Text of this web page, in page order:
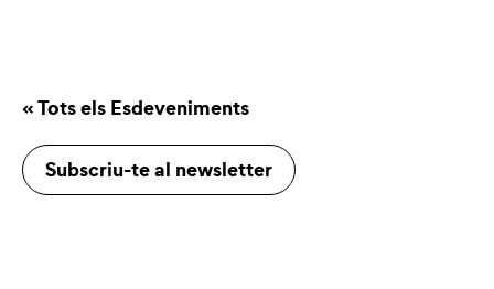
« Tots els Esdeveniments
Subscriu-te al newsletter